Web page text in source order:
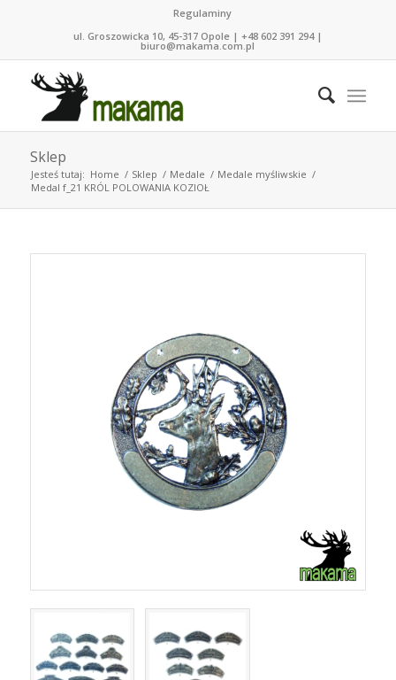
Regulaminy
ul. Groszowicka 10, 45-317 Opole | +48 602 391 294 |
biuro@makama.com.pl
Sklep
Jesteś tutaj: Home / Sklep / Medale / Medale myśliwskie /
Medal f_21 KRÓL POLOWANIA KOZIOŁ